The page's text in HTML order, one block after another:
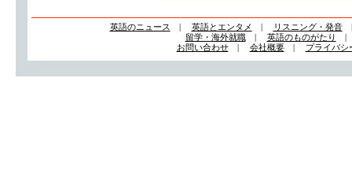
英語のニュース | 英語とエンタメ | リスニング・発音
留学・海外就職| 英語のものがたり
お問い合わせ| 会社概要| プライバシ